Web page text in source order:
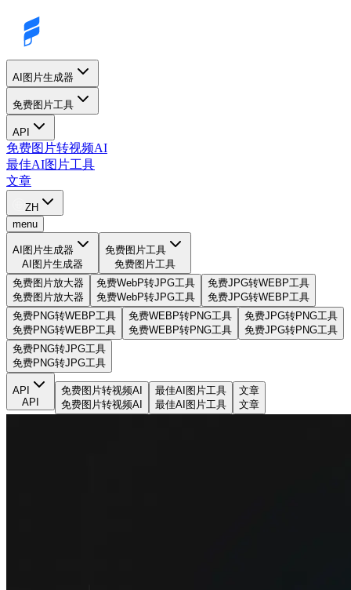
AI图片生成器
免费图片工具
API
免费图片转视频AI
最佳AI图片工具
文章
ZH
menu
AI图片生成器
AI图片生成器
免费图片工具
免费图片工具
免费图片放大器
免费图片放大器
免费WebP转JPG工具
免费WebP转JPG工具
免费JPG转WEBP工具
免费JPG转WEBP工具
免费PNG转WEBP工具
免费PNG转WEBP工具
免费WEBP转PNG工具
免费WEBP转PNG工具
免费JPG转PNG工具
免费JPG转PNG工具
免费PNG转JPG工具
免费PNG转JPG工具
API
API
免费图片转视频AI
免费图片转视频AI
最佳AI图片工具
最佳AI图片工具
文章
文章